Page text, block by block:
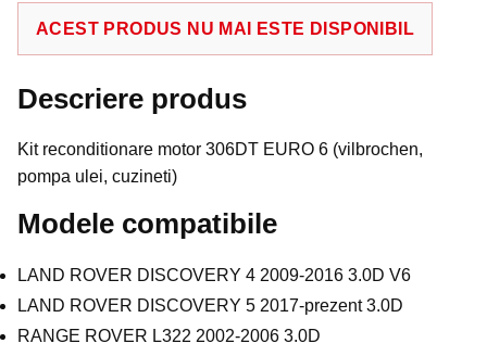
ACEST PRODUS NU MAI ESTE DISPONIBIL
Descriere produs
Kit reconditionare motor 306DT EURO 6 (vilbrochen,
pompa ulei, cuzineti)
Modele compatibile
LAND ROVER DISCOVERY 4 2009-2016 3.0D V6
LAND ROVER DISCOVERY 5 2017-prezent 3.0D
RANGE ROVER L322 2002-2006 3.0D